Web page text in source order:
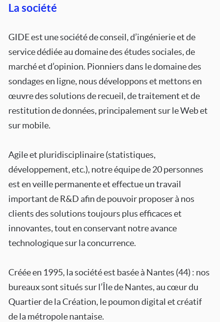
La société
GIDE est une société de conseil, d’ingénierie et de
service dédiée au domaine des études sociales, de
marché et d’opinion. Pionniers dans le domaine des
sondages en ligne, nous développons et mettons en
œuvre des solutions de recueil, de traitement et de
restitution de données, principalement sur le Web et
sur mobile.
Agile et pluridisciplinaire (statistiques,
développement, etc.), notre équipe de 20 personnes
est en veille permanente et effectue un travail
important de R&D afin de pouvoir proposer à nos
clients des solutions toujours plus efficaces et
innovantes, tout en conservant notre avance
technologique sur la concurrence.
Créée en 1995, la société est basée à Nantes (44) : nos
bureaux sont situés sur l’Île de Nantes, au cœur du
Quartier de la Création, le poumon digital et créatif
de la métropole nantaise.